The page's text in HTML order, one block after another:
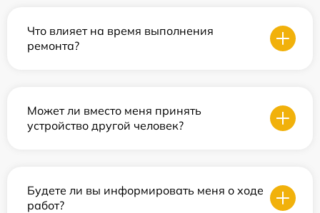
Что влияет на время выполнения
ремонта?
Может ли вместо меня принять
устройство другой человек?
Будете ли вы информировать меня о ходе
работ?